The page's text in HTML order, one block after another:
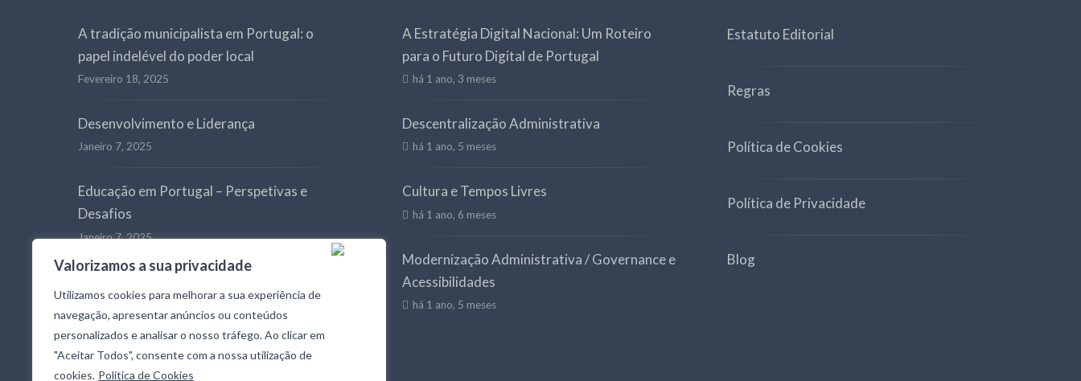
Valorizamos a sua privacidade
Utilizamos cookies para melhorar a sua experiência de
navegação, apresentar anúncios ou conteúdos
personalizados e analisar o nosso tráfego. Ao clicar em
"Aceitar Todos", consente com a nossa utilização de
cookies. Política de Cookies
A tradição municipalista em Portugal: o
papel indelével do poder local
Fevereiro 18, 2025
Desenvolvimento e Liderança
Janeiro 7, 2025
Educação em Portugal – Perspetivas e
Desafios
Janeiro 7, 2025
Janeiro 2, 2025
A Estratégia Digital Nacional: Um Roteiro
para o Futuro Digital de Portugal
há 1 ano, 3 meses
Descentralização Administrativa
há 1 ano, 5 meses
Cultura e Tempos Livres
há 1 ano, 6 meses
Modernização Administrativa / Governance e
Acessibilidades
há 1 ano, 5 meses
Estatuto Editorial
Regras
Política de Cookies
Política de Privacidade
Blog